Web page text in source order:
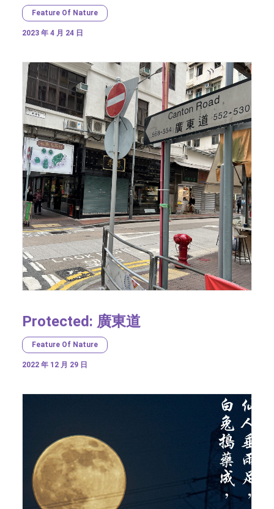
Feature Of Nature
2023 年 4 月 24 日
Protected: 廣東道
Feature Of Nature
2022 年 12 月 29 日